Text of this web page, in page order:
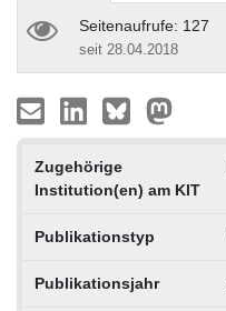
Seitenaufrufe: 127
seit 28.04.2018
Zugehörige
Institution(en) am KIT
Publikationstyp
Publikationsjahr